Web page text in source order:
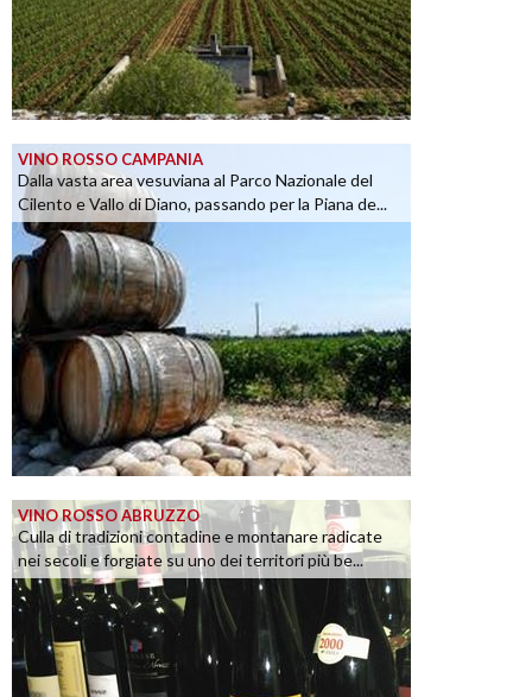
VINO ROSSO CAMPANIA
Dalla vasta area vesuviana al Parco Nazionale del
Cilento e Vallo di Diano, passando per la Piana de...
VINO ROSSO ABRUZZO
Culla di tradizioni contadine e montanare radicate
nei secoli e forgiate su uno dei territori più be...